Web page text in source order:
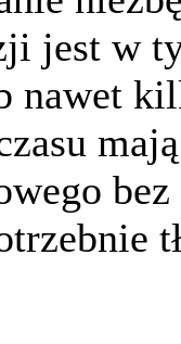
jest w
nawet